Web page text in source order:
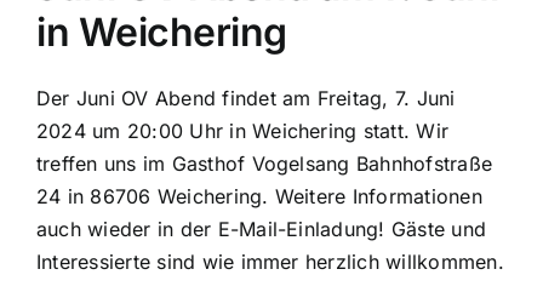
in Weichering
Der Juni OV Abend findet am Freitag, 7. Juni
2024 um 20:00 Uhr in Weichering statt. Wir
treffen uns im Gasthof Vogelsang Bahnhofstraße
24 in 86706 Weichering. Weitere Informationen
auch wieder in der E-Mail-Einladung! Gäste und
Interessierte sind wie immer herzlich willkommen.